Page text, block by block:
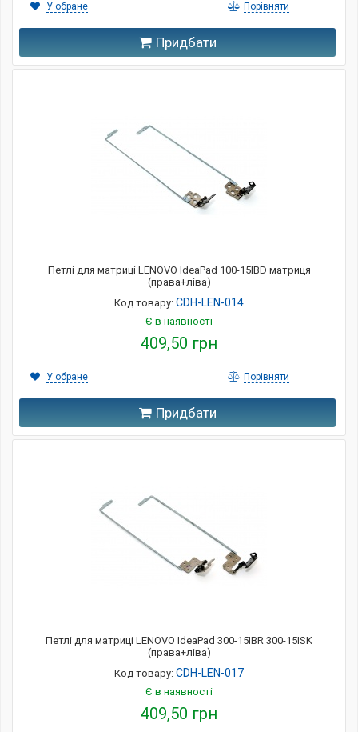
Придбати
У обране Порівняти
Петлі для матриці LENOVO IdeaPad 100-15IBD матриця
(права+ліва)
Код товару: CDH-LEN-014
Є в наявності
409,50 грн
Придбати
У обране Порівняти
Петлі для матриці LENOVO IdeaPad 300-15IBR 300-15ISK
(права+ліва)
Код товару: CDH-LEN-017
Є в наявності
409,50 грн